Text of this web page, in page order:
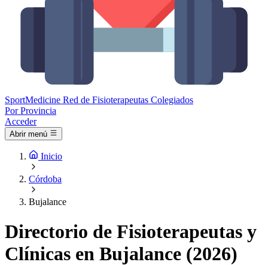
SportMedicine Red de Fisioterapeutas Colegiados
Por Provincia
Acceder
Abrir menú
Inicio
Córdoba
Bujalance
Directorio de Fisioterapeutas y
Clínicas en Bujalance (2026)